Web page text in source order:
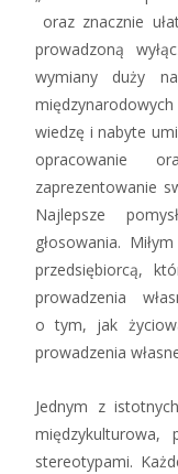
oraz znacznie
prowadzoną
wymiany duży
wiedzę i nabyte
opracowanie
zaprezentowanie
Najlepsze
głosowania.
przedsiębiorcą,
prowadzenia
o tym, jak
prowadzenia
Jednym z
międzykulturowa,
stereotypami.